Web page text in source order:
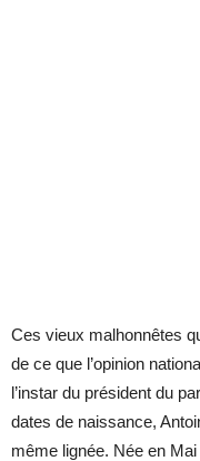
Ces vieux malhonnêtes
de ce que l’opinion
l’instar du président du
dates de naissance,
même lignée. Née en